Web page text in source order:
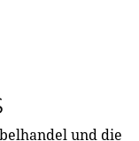
und die